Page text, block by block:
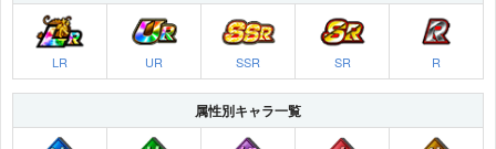
LR UR SSR SR R
属性別キャラ一覧